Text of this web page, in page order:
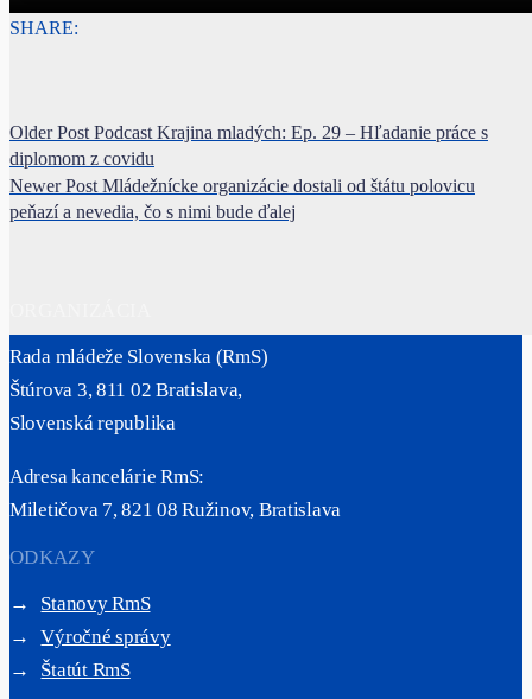
SHARE:
Older Post Podcast Krajina mladých: Ep. 29 – Hľadanie práce s
diplomom z covidu
Newer Post Mládežnícke organizácie dostali od štátu polovicu
peňazí a nevedia, čo s nimi bude ďalej
Rada mládeže Slovenska (RmS)
Štúrova 3, 811 02 Bratislava,
Slovenská republika
Adresa kancelárie RmS:
Miletičova 7, 821 08 Ružinov, Bratislava
ODKAZY
→
Stanovy RmS
→
Výročné správy
→
Štatút RmS